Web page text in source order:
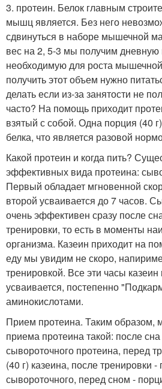
3. протеин. Белок главным
мышц является. Без него
сдвинуться в наборе мышечной
вес на 2, 5-3 мы получим дневную
необходимую для роста
получить этот объем нужно
делать если из-за занятости не
часто? На помощь приходит
взятый с собой. Одна порция (40
белка, что является разовой
Какой протеин и когда пить?
эффективных вида протеина:
Первый обладает мгновенной
второй усваивается до 7 часов.
очень эффективен сразу после
тренировки, то есть в моменты
организма. Казеин приходит на
еду мы увидим не скоро,
тренировкой. Все эти часы
усваивается, постепенно
аминокислотами.
Прием протеина. Таким образом,
приема протеина такой: после
сывороточного протеина, перед
(40 г) казеина, после тренировки -
сывороточного, перед сном -